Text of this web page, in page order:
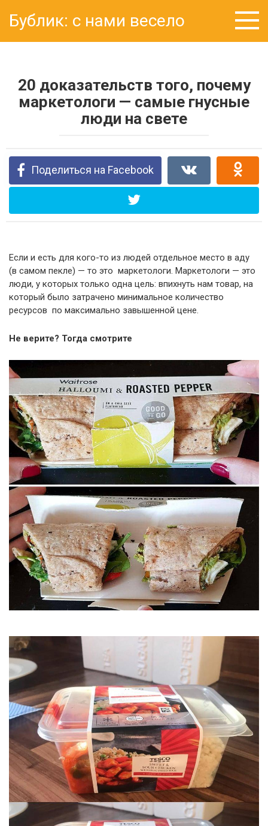
контенту
Бублик: с нами весело
20 доказательств того, почему
маркетологи — самые гнусные
люди на свете
Поделиться на Facebook
Если и есть для кого-то из людей отдельное место в аду
(в самом пекле) — то это маркетологи. Маркетологи — это
люди, у которых только одна цель: впихнуть нам товар, на
который было затрачено минимальное количество
ресурсов по максимально завышенной цене.
Не верите? Тогда смотрите